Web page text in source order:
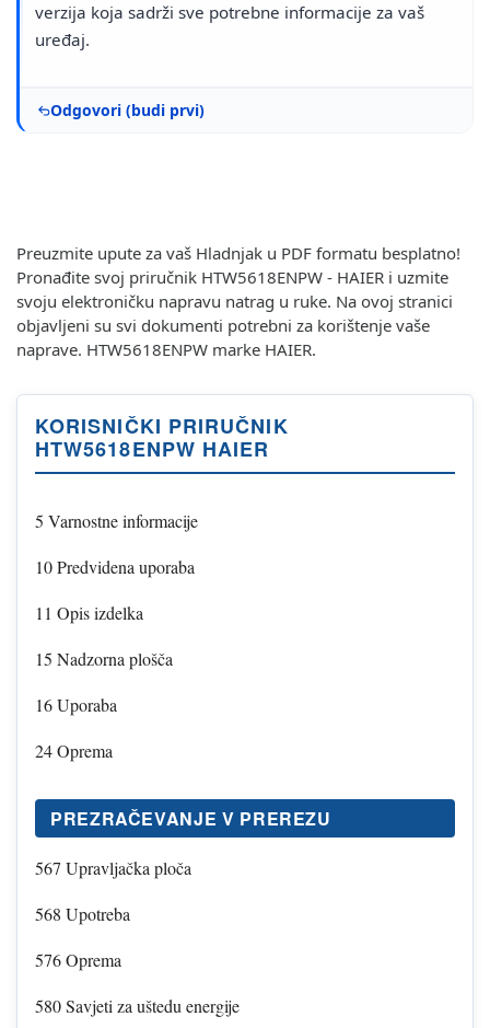
verzija koja sadrži sve potrebne informacije za vaš
uređaj.
Odgovori (budi prvi)
Preuzmite upute za vaš Hladnjak u PDF formatu besplatno!
Pronađite svoj priručnik HTW5618ENPW - HAIER i uzmite
svoju elektroničku napravu natrag u ruke. Na ovoj stranici
objavljeni su svi dokumenti potrebni za korištenje vaše
naprave. HTW5618ENPW marke HAIER.
KORISNIČKI PRIRUČNIK
HTW5618ENPW HAIER
5 Varnostne informacije
10 Predvidena uporaba
11 Opis izdelka
15 Nadzorna plošča
16 Uporaba
24 Oprema
PREZRAČEVANJE V PREREZU
567 Upravljačka ploča
568 Upotreba
576 Oprema
580 Savjeti za uštedu energije